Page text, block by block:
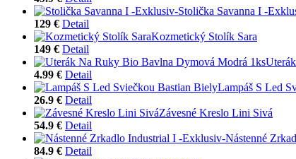
Stolička Savanna I -
129 € Detail
Kozmetický Stolík Sara
149 € Detail
4.99 € Detail
Lampáš S Led
26.9 € Detail
Závesné Kreslo Lini Sivá
54.9 € Detail
Nástenné
84.9 € Detail